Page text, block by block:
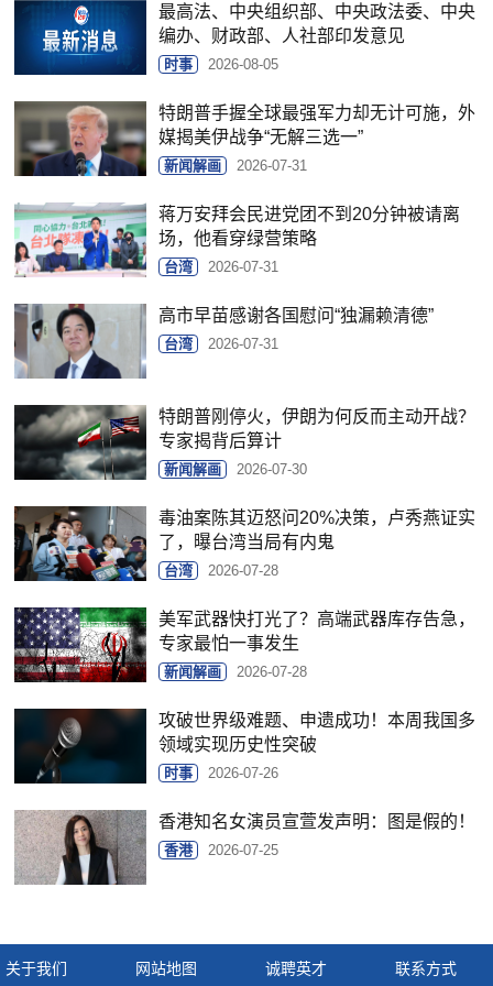
最高法、中央组织部、中央政法委、中央
编办、财政部、人社部印发意见
时事 2026-08-05
特朗普手握全球最强军力却无计可施，外
媒揭美伊战争“无解三选一”
新闻解画 2026-07-31
蒋万安拜会民进党团不到20分钟被请离
场，他看穿绿营策略
台湾 2026-07-31
高市早苗感谢各国慰问“独漏赖清德”
台湾 2026-07-31
特朗普刚停火，伊朗为何反而主动开战？
专家揭背后算计
新闻解画 2026-07-30
毒油案陈其迈怒问20%决策，卢秀燕证实
了，曝台湾当局有内鬼
台湾 2026-07-28
美军武器快打光了？高端武器库存告急，
专家最怕一事发生
新闻解画 2026-07-28
攻破世界级难题、申遗成功！本周我国多
领域实现历史性突破
时事 2026-07-26
香港知名女演员宣萱发声明：图是假的！
香港 2026-07-25
关于我们 网站地图 诚聘英才
联系方式